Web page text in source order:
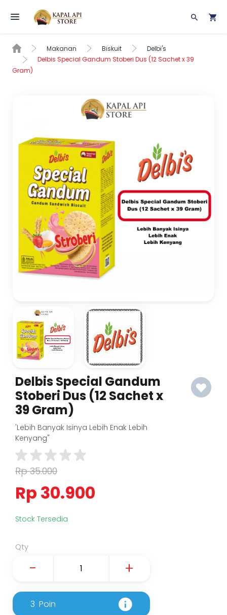
Toggle navigation
Makanan Biskuit
Delbi's
Delbis Special Gandum Stoberi Dus (12 Sachet x 39
Gram)
Delbis Special Gandum
Stoberi Dus (12 Sachet x
39 Gram)
'Lebih Banyak Isinya Lebih Enak Lebih
Kenyang"
Rp 35.000
Rp 30.900
Stock Tersedia
Qty
+
-
3 Poin